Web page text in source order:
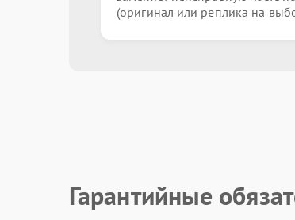
(оригинал или реплика на
Гарантийные